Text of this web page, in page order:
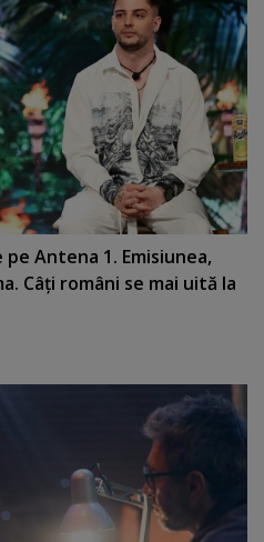
pe Antena 1. Emisiunea,
Câţi români se mai uită la